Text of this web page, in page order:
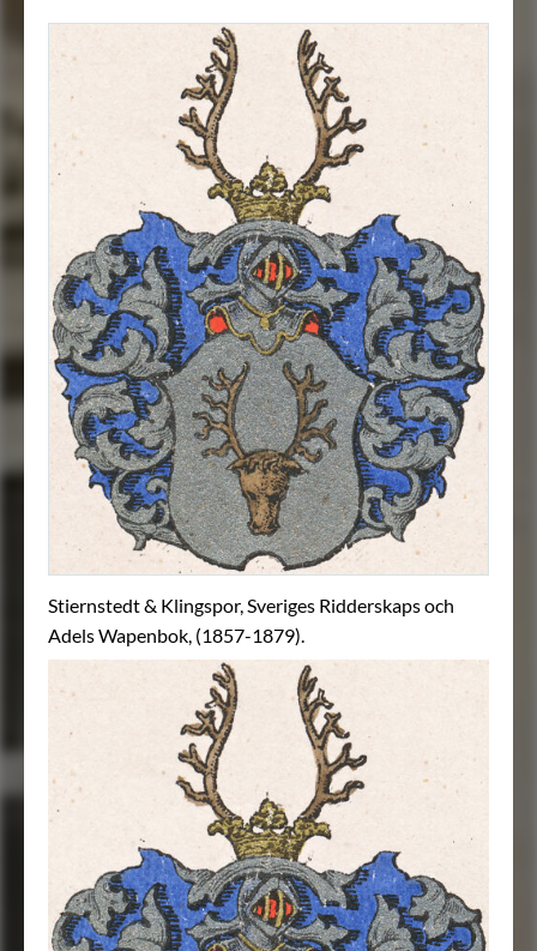
Stiernstedt & Klingspor, Sveriges Ridderskaps och
Adels Wapenbok, (1857-1879).